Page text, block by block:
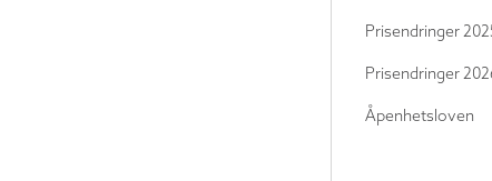
Prisendringer
Prisendringer
Åpenhetsloven